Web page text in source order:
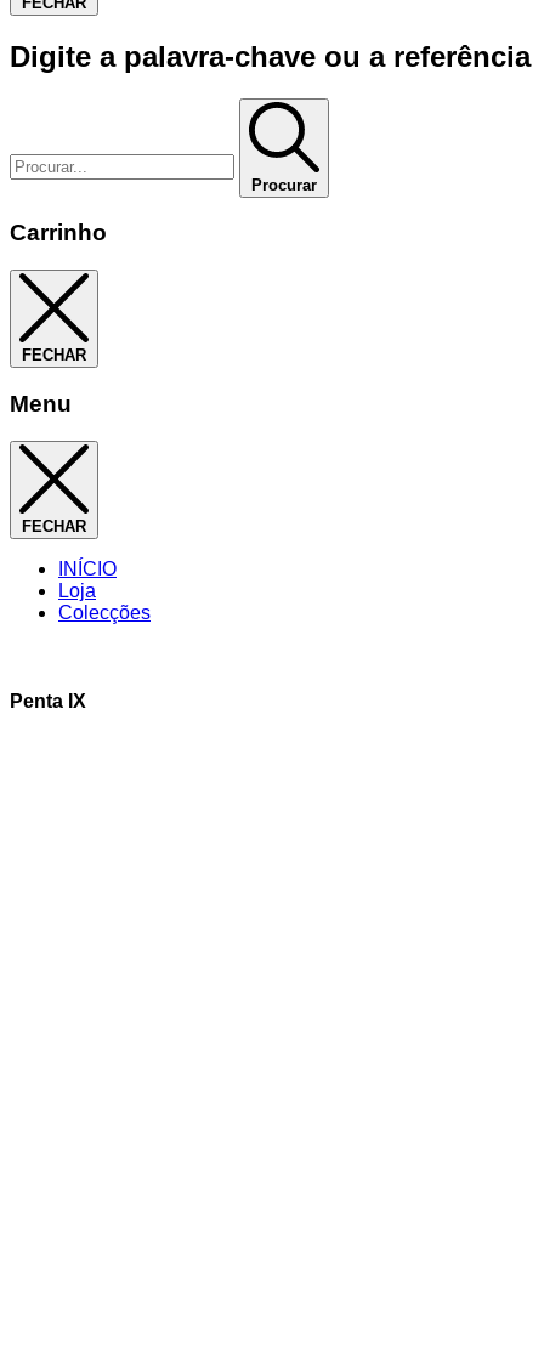
Digite a palavra-chave ou a referência
Procurar
Carrinho
FECHAR
Menu
FECHAR
INÍCIO
Loja
Colecções
Penta IX